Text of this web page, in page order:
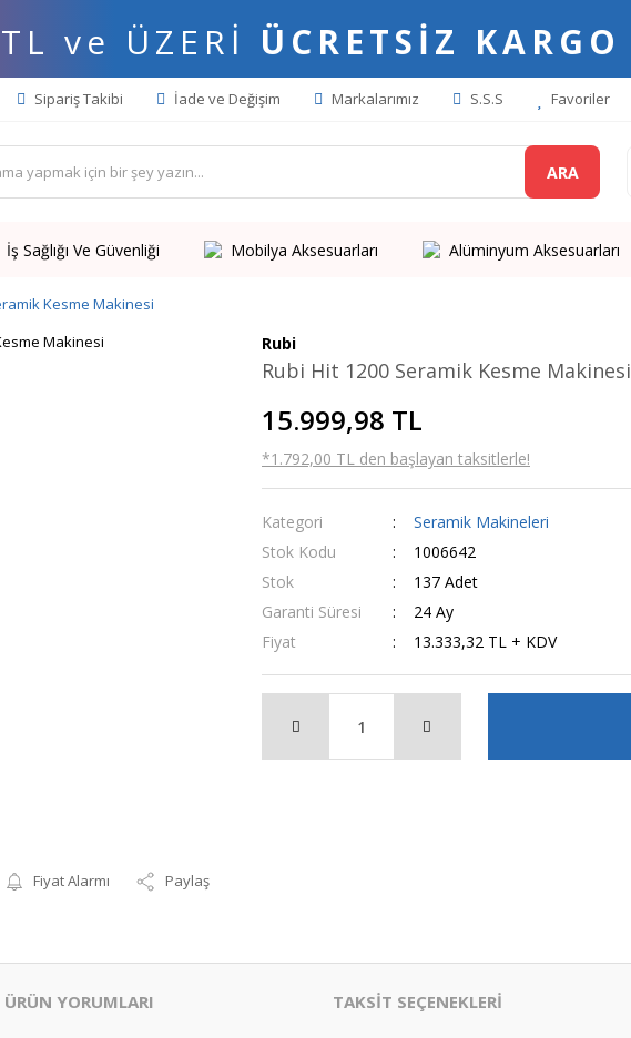
ve ÜZERİ ÜCRETSİZ KARGO
Sipariş Takibi İade ve Değişim Markalarımız S.S.S Favoriler
ARA
İş Sağlığı Ve Güvenliği Mobilya Aksesuarları Alüminyum Aksesuarları
Kesme Makinesi
Fiyat Alarmı Paylaş
Rubi
Rubi Hit 1200 Seramik Kesme Makinesi
15.999,98 TL
*1.792,00 TL den başlayan taksitlerle!
Kategori
Seramik Makineleri
Stok Kodu
1006642
Stok
137 Adet
Garanti Süresi
24 Ay
Fiyat
13.333,32 TL + KDV
ÜRÜN YORUMLARI TAKSİT SEÇENEKLERİ